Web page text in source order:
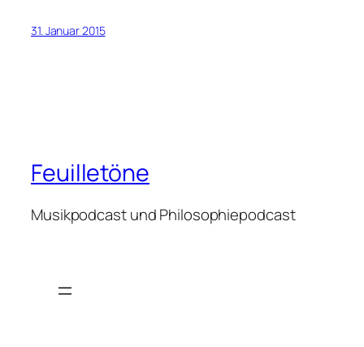
31. Januar 2015
Feuilletöne
Musikpodcast und Philosophiepodcast